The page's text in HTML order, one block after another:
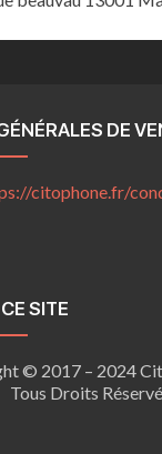
DE
citophone.fr/
SITE
© 2017 – 2024
Tous Droits